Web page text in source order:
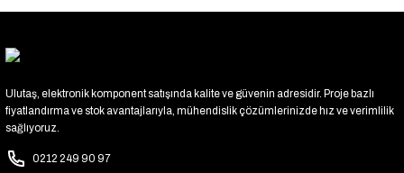
Ulutaş, elektronik komponent satışında kalite ve güvenin adresidir. Proje bazlı
fiyatlandırma ve stok avantajlarıyla, mühendislik çözümlerinizde hız ve verimlilik
sağlıyoruz.
0212 249 90 97